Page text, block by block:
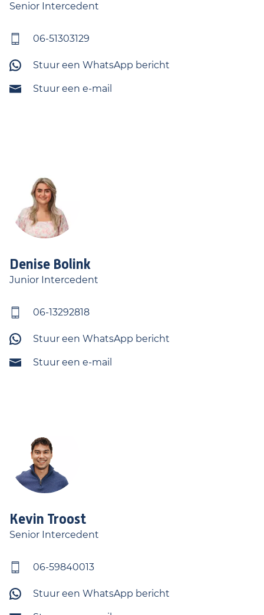
Senior Intercedent
06-51303129
Stuur een WhatsApp bericht
Stuur een e-mail
Denise Bolink
Junior Intercedent
06-13292818
Stuur een WhatsApp bericht
Stuur een e-mail
Kevin Troost
Senior Intercedent
06-59840013
Stuur een WhatsApp bericht